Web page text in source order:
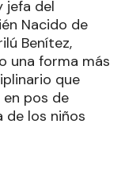
jefa del
Nacido de
Benítez,
una forma más
que
en pos de
de los niños